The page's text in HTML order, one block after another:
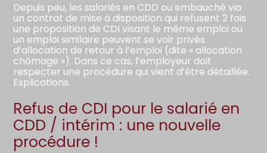
Depuis peu, les salariés en CDD ou embauché via
un contrat de mise à disposition qui refusent 2 fois
une proposition de CDI visant le même emploi ou
un emploi similaire peuvent se voir privés
d’allocation de retour à l’emploi (dite « allocation
chômage »). Dans ce cas, l’employeur doit
respecter une procédure qui vient d’être détaillée.
Explications.
Refus de CDI pour le salarié en
CDD / intérim : une nouvelle
procédure !